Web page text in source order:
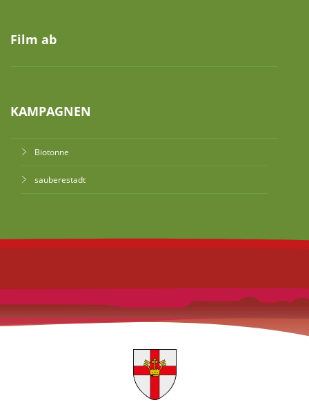
Film ab
KAMPAGNEN
Biotonne
sauberestadt